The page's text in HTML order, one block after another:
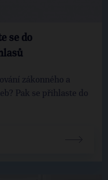
se do
zákonného a
Pak se přihlaste do